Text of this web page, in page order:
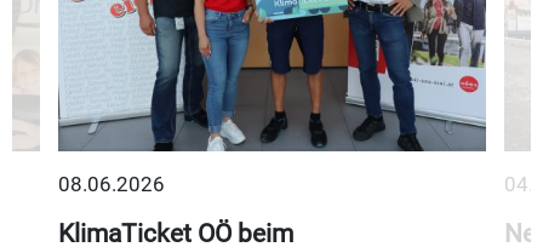
08.06.2026
KlimaTicket OÖ beim